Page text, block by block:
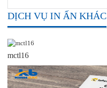
DỊCH VỤ IN ẤN KHÁC
mctl16